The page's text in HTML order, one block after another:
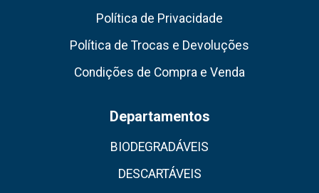
Política de Privacidade
Política de Trocas e Devoluções
Condições de Compra e Venda
Departamentos
BIODEGRADÁVEIS
DESCARTÁVEIS